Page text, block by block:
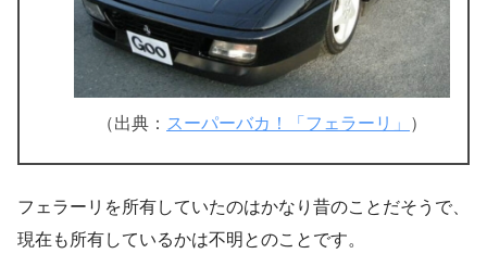
（出典： スーパーバカ！「フェラーリ」 ）
フェラーリを所有していたのはかなり昔のことだそうで、
現在も所有しているかは不明とのことです。